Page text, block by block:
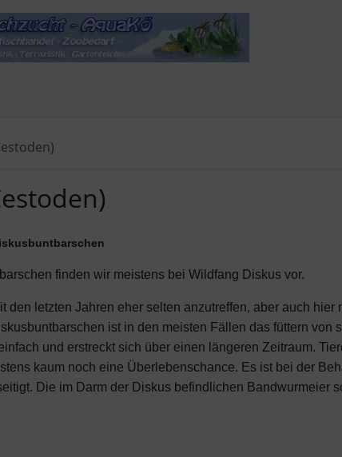
Springe zum Inhalt Springe zum Login-Button
finden wir meistens bei Wildfang Diskus vor.
den letzten Jahren eher selten anzutreffen, aber auch
ist in den meisten Fällen das füttern von
und erstreckt sich über einen längeren Zeitraum.
kaum noch eine Überlebenschance. Es ist bei der
Die im Darm der Diskus befindlichen Bandwurmeier